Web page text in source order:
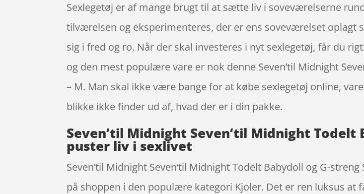
Sexlegetøj er af mange brugt til at sætte liv i soveværelserne
tilværelsen og eksperimenteres, der er ens soveværelset oplagt
sig i fred og ro. Når der skal investeres i nyt sexlegetøj, får du
og den mest populære vare er nok denne Seven’til Midnight
– M. Man skal ikke være bange for at købe sexlegetøj online,
blikke ikke finder ud af, hvad der er i din pakke.
Seven’til Midnight Seven‘til Midnight Todelt
puster liv i sexlivet
Seven’til Midnight Seven‘til Midnight Todelt Babydoll og G-
på shoppen i den populære kategori Kjoler. Det er ren luksus at